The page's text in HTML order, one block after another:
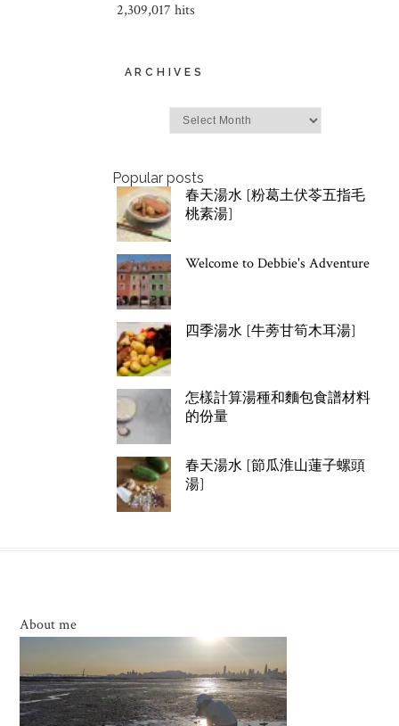
2,309,017 hits
ARCHIVES
Popular posts
春天湯水 [粉葛土伏苓五指毛
桃素湯]
Welcome to Debbie's Adventure
四季湯水 [牛蒡甘筍木耳湯]
怎樣計算湯種和麵包食譜材料
的份量
春天湯水 [節瓜淮山蓮子螺頭
湯]
About me